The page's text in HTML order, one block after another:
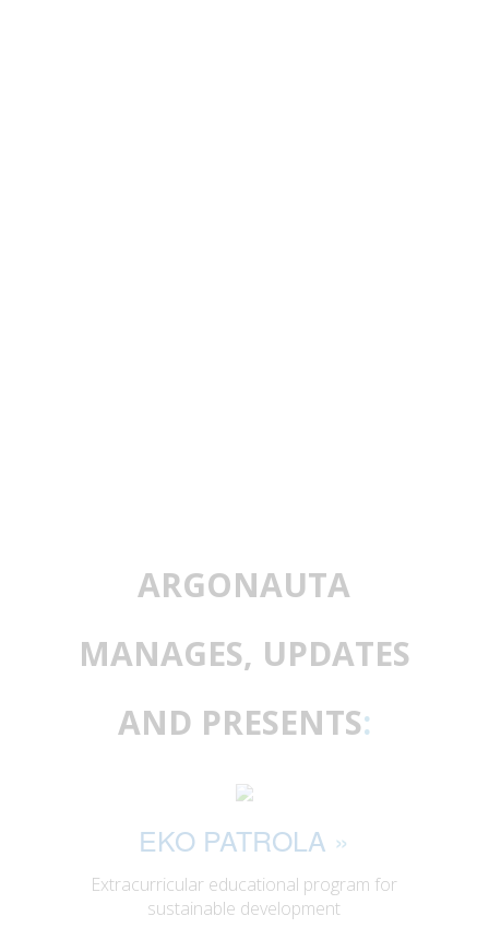
ARGONAUTA
MANAGES, UPDATES
AND PRESENTS:
EKO PATROLA »
Extracurricular educational program for
sustainable development